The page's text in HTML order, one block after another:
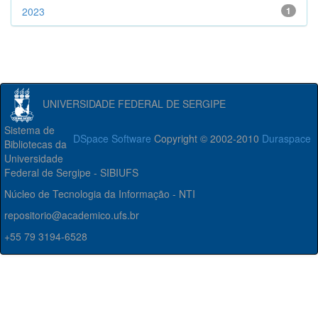
1
2023
UNIVERSIDADE FEDERAL DE SERGIPE
DSpace Software Copyright © 2002-2010 Duraspace
Sistema de
Bibliotecas da
Universidade
Federal de Sergipe - SIBIUFS
Núcleo de Tecnologia da Informação - NTI
repositorio@academico.ufs.br
+55 79 3194-6528